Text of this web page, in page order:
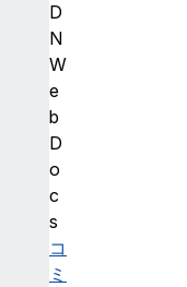
D
N
W
e
b
D
o
c
s
コ
ミ